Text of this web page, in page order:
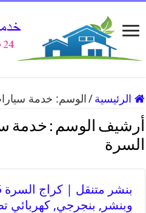
الرئيسية / الوسم: خدمة
أرشيف الوسم : خدمة
السرة
وبنشر, بنجرجي, كهربائي